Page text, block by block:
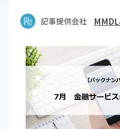
記事提供会社